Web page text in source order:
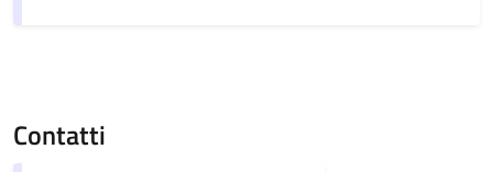
Contatti